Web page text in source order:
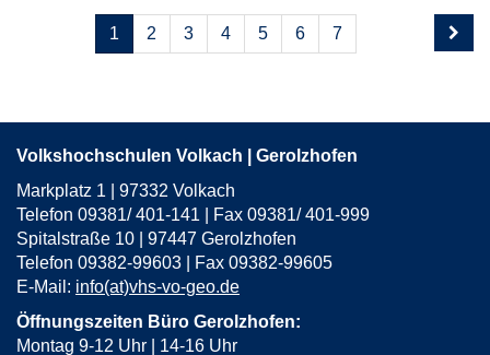
Seiten
blättern
1 2 3 4 5 6 7
Volkshochschulen Volkach | Gerolzhofen
Markplatz 1 | 97332 Volkach
Telefon 09381/ 401-141 | Fax 09381/ 401-999
Spitalstraße 10 | 97447 Gerolzhofen
Telefon 09382-99603 | Fax 09382-99605
E-Mail: info(at)vhs-vo-geo.de
Öffnungszeiten Büro Gerolzhofen:
Montag 9-12 Uhr | 14-16 Uhr